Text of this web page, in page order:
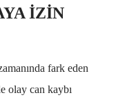
İZİN
fark eden
olay can kaybı